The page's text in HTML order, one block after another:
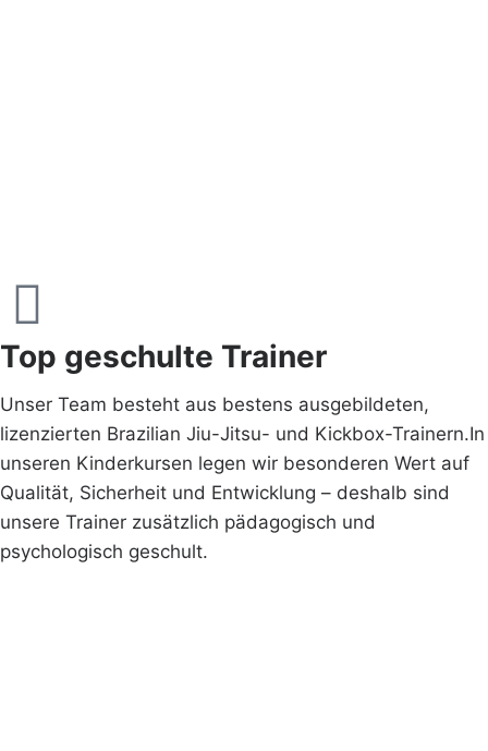
Top geschulte Trainer
Unser Team besteht aus bestens ausgebildeten,
lizenzierten Brazilian Jiu-Jitsu- und Kickbox-Trainern.In
unseren Kinderkursen legen wir besonderen Wert auf
Qualität, Sicherheit und Entwicklung – deshalb sind
unsere Trainer zusätzlich pädagogisch und
psychologisch geschult.